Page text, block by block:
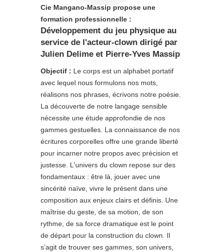
Cie Mangano-Massip propose une
formation professionnelle :
Développement du jeu physique au
service de l'acteur-clown dirigé par
Julien Delime et Pierre-Yves Massip
Objectif : Le corps est un alphabet portatif
avec lequel nous formulons nos mots,
réalisons nos phrases, écrivons notre poésie.
La découverte de notre langage sensible
nécessite une étude approfondie de nos
gammes gestuelles. La connaissance de nos
écritures corporelles offre une grande liberté
pour incarner notre propos avec précision et
justesse. L'univers du clown repose sur des
fondamentaux : être là, jouer avec une
sincérité naïve, vivre le présent dans une
composition aux enjeux clairs et définis. Une
maîtrise du geste, de sa motion, de son
rythme, de sa force dramatique est le point
de départ pour la construction du clown. Il
s’agit de trouver ses gammes, son univers,